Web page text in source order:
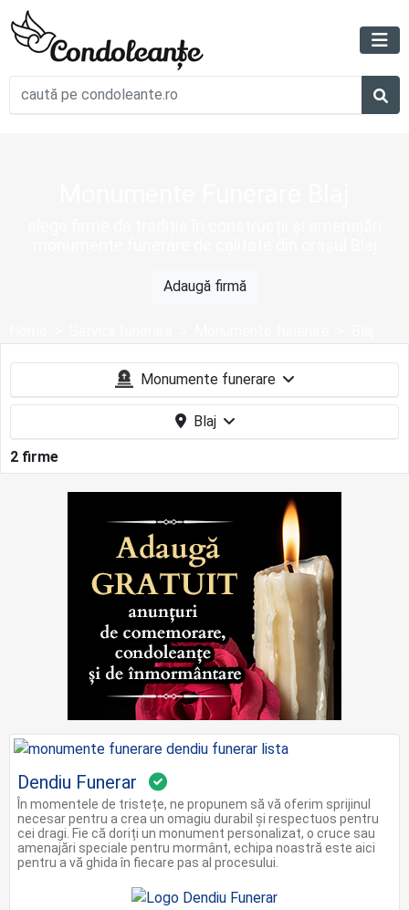
Adaugă firmă
2 firme
Dendiu Funerar
În momentele de tristețe, ne propunem să vă oferim sprijinul
necesar pentru a crea un omagiu durabil și respectuos pentru
cei dragi. Fie că doriți un monument personalizat, o cruce sau
amenajări speciale pentru mormânt, echipa noastră este aici
pentru a vă ghida în fiecare pas al procesului.